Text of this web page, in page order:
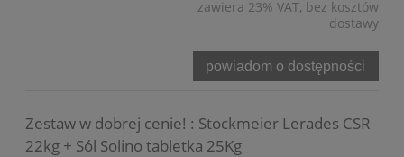
zawiera 23% VAT, bez kosztów
dostawy
powiadom o dostępności
Zestaw w dobrej cenie! : Stockmeier Lerades CSR
22kg + Sól Solino tabletka 25Kg